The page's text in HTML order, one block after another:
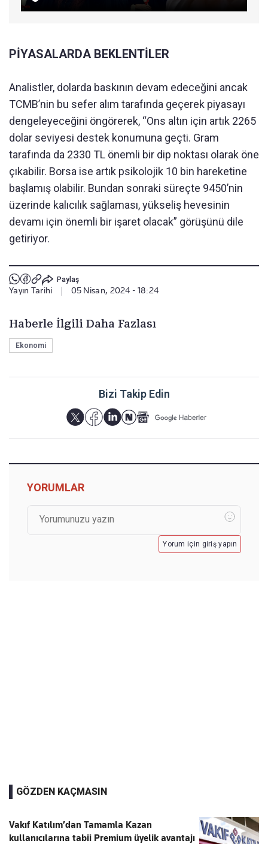
PİYASALARDA BEKLENTİLER
Analistler, dolarda baskının devam edeceğini ancak
TCMB’nin bu sefer alım tarafında geçerek piyasayı
dengeleyeceğini öngörerek, “Ons altın için artık 2265
dolar seviyesi destek konumuna geçti. Gram
tarafında da 2330 TL önemli bir dip noktası olarak öne
çıkabilir. Borsa ise artık psikolojik 10 bin hareketine
başlamış olabilir. Bundan sonraki süreçte 9450’nin
üzerinde kalıcılık sağlaması, yükseliş hevesinin
devamı için önemli bir işaret olacak” görüşünü dile
getiriyor.
Paylaş
Yayın Tarihi 05 Nisan, 2024 - 18:24
Haberle İlgili Daha Fazlası
Ekonomi
Bizi Takip Edin
YORUMLAR
Yorum için giriş yapın
GÖZDEN KAÇMASIN
Vakıf Katılım’dan Tamamla Kazan
kullanıcılarına tabii Premium üyelik avantajı